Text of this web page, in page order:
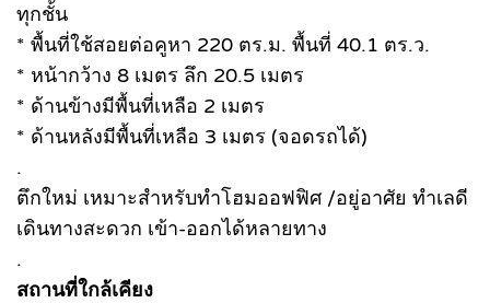
ทุกชั้น
* พื้นที่ใช้สอยต่อคูหา 220 ตร.ม. พื้นที่ 40.1 ตร.ว.
* หน้ากว้าง 8 เมตร ลึก 20.5 เมตร
* ด้านข้างมีพื้นที่เหลือ 2 เมตร
* ด้านหลังมีพื้นที่เหลือ 3 เมตร (จอดรถได้)
.
ตึกใหม่ เหมาะสำหรับทำโฮมออฟฟิศ /อยู่อาศัย ทำเลดี
เดินทางสะดวก เข้า-ออกได้หลายทาง
.
สถานที่ใกล้เคียง